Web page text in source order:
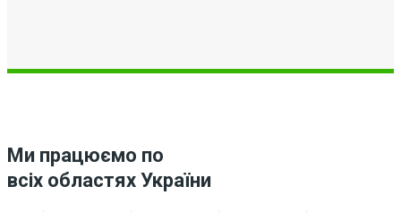
Ми працюємо по
всіх областях України